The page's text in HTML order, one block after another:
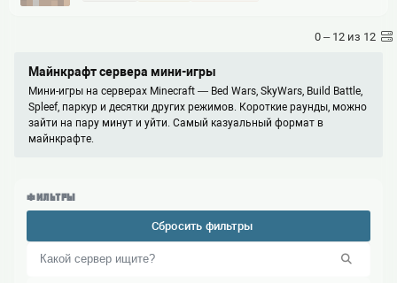
0 – 12 из 12
Майнкрафт сервера мини-игры
Мини-игры на серверах Minecraft — Bed Wars, SkyWars, Build Battle,
Spleef, паркур и десятки других режимов. Короткие раунды, можно
зайти на пару минут и уйти. Самый казуальный формат в
майнкрафте.
ФИЛЬТРЫ
Сбросить фильтры